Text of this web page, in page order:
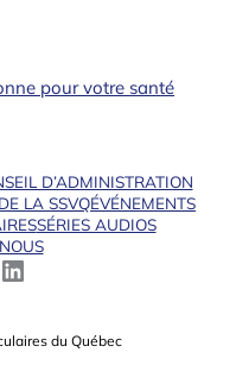
pour votre santé
D’ADMINISTRATION
LA SSVQÉVÉNEMENTS
SÉRIES AUDIOS
du Québec